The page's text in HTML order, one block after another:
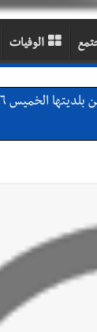
الوفيات
حافل وسهرات ممتعة...شاركونا الفرحة
قدمه بعنوان
في زيرة صيدا
أطفال الروضة